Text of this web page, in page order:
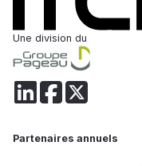
Une division du
Partenaires annuels